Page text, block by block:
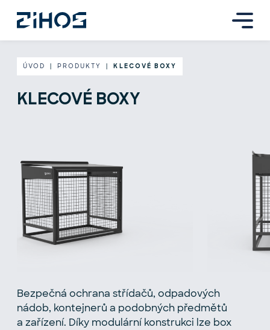
ÚVOD |PRODUKTY |KLECOVÉ BOXY
KLECOVÉ BOXY
Bezpečná ochrana střídačů, odpadových
nádob, kontejnerů a podobných předmětů
a zařízení. Díky modulární konstrukci lze box